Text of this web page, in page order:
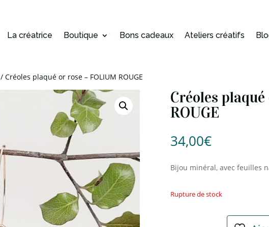
La créatrice Boutique Bons cadeaux Ateliers créatifs
/ Créoles plaqué or rose – FOLIUM ROUGE
Créoles
ROUGE
34,00€
Bijou minéral, avec feuilles
Rupture de stock